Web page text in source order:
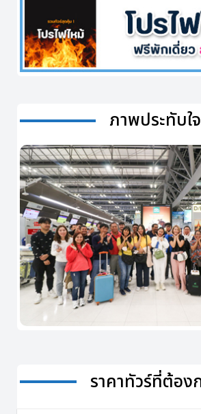
ภาพประทับใจ
ราคาทัวร์ที่ต้อง